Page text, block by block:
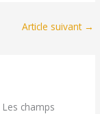
Article suivant →
Les champs